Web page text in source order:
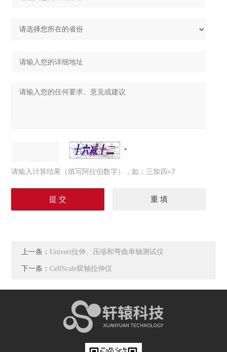
请输入计算结果（填写阿拉伯数字），如：三加四=7
上一条：Univert拉伸、压缩和弯曲单轴测试仪
下一条：CellScale双轴拉伸仪